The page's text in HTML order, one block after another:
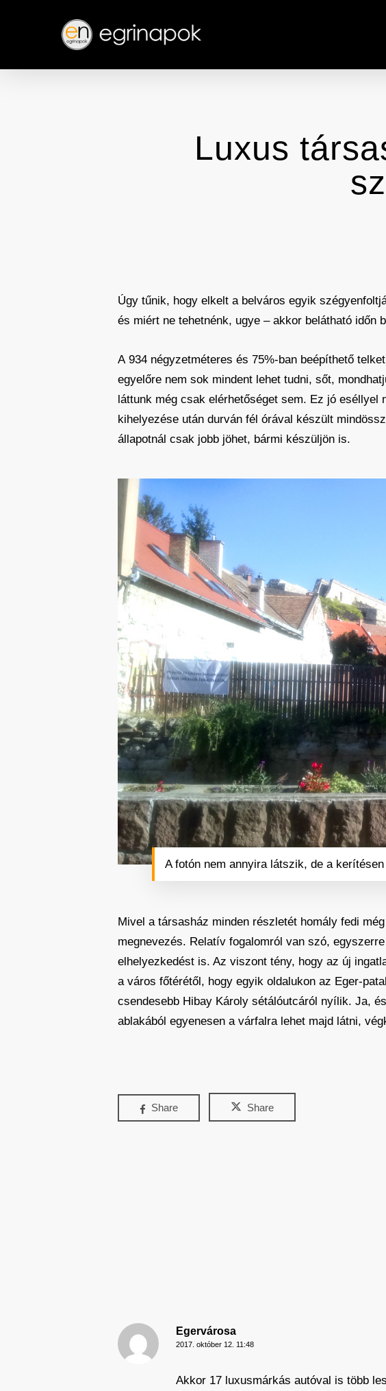
content
Luxus
Úgy tűnik, hogy elkelt a belváros egyik
és miért ne tehetnénk, ugye – akkor belátható időn
A 934 négyzetméteres és 75%-ban beépíthető
egyelőre nem sok mindent lehet tudni, sőt,
láttunk még csak elérhetőséget sem. Ez jó eséllyel
kihelyezése után durván fél órával készült
állapotnál csak jobb jöhet, bármi készüljön is.
A fotón nem annyira látszik, de a
Mivel a társasház minden részletét homály fedi
megnevezés. Relatív fogalomról van szó,
elhelyezkedést is. Az viszont tény, hogy az új
a város főtérétől, hogy egyik oldalukon az Eger-
csendesebb Hibay Károly sétálóutcáról nyílik. Ja,
ablakából egyenesen a várfalra lehet majd látni,
Share Share
Egervárosa
2017. október 12. 11:48
Akkor 17 luxusmárkás autóval is több